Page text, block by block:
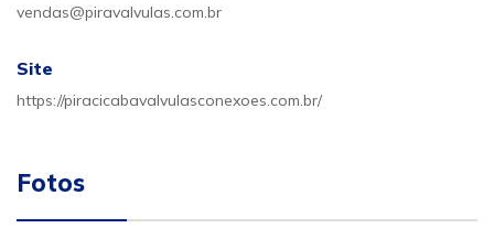
vendas@piravalvulas.com.br
Site
https://piracicabavalvulasconexoes.com.br/
Fotos